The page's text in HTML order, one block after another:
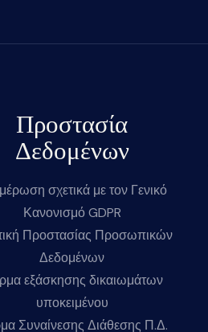
Προστασία
Δεδομένων
σχετικά με τον Γενικό
Κανονισμό GDPR
Προστασίας Προσωπικών
Δεδομένων
εξάσκησης δικαιωμάτων
υποκειμένου
Συναίνεσης Διάθεσης Π.Δ.